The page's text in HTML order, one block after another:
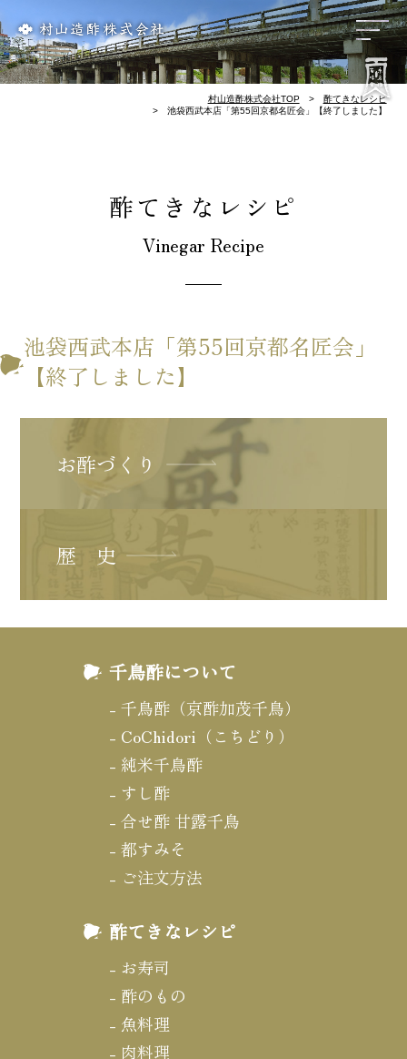
リンク集会社概要歴 史お酢づくり千鳥酢と南丹市料理屋様のレシピ酢てきなレシピ千鳥酢について
村山造酢株式会社TOP
酢てきなレシピ
池袋西武本店「第55回京都名匠会」【終了しました】
酢てきなレシピ
Vinegar Recipe
池袋西武本店「第55回京都名匠会」
【終了しました】
お酢づくり
歴 史
千鳥酢について
千鳥酢（京酢加茂千鳥）
CoChidori（こちどり）
純米千鳥酢
すし酢
合せ酢 甘露千鳥
都すみそ
ご注文方法
酢てきなレシピ
お寿司
酢のもの
魚料理
肉料理